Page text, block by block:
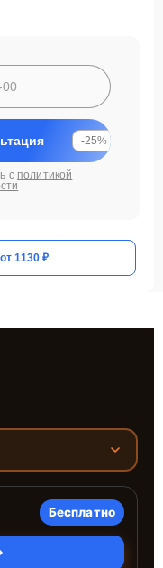
-25%
с политикой
от 1130 ₽
Бесплатно